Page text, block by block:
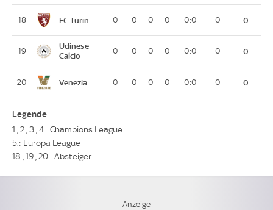
18 FC Turin 0 0 0 0 0:0 0 0
19
Udinese
Calcio
0 0 0 0 0:0 0 0
20 Venezia 0 0 0 0 0:0 0 0
Legende
1., 2., 3., 4.: Champions League
5.: Europa League
18., 19., 20.: Absteiger